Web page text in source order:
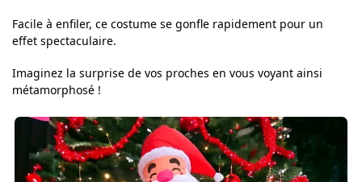
Facile à enfiler, ce costume se gonfle rapidement pour un
effet spectaculaire.
Imaginez la surprise de vos proches en vous voyant ainsi
métamorphosé !